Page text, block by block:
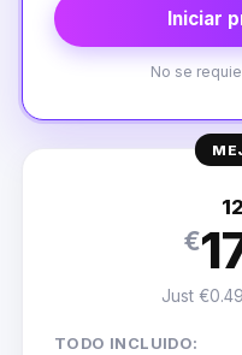
Iniciar
No se
€
Just
TODO INCLUIDO: